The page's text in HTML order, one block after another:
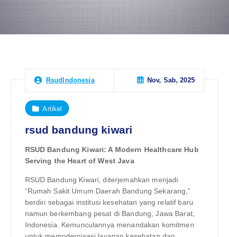
RsudIndonesia Nov, Sab, 2025
Artikel
rsud bandung kiwari
RSUD Bandung Kiwari: A Modern Healthcare Hub
Serving the Heart of West Java
RSUD Bandung Kiwari, diterjemahkan menjadi
“Rumah Sakit Umum Daerah Bandung Sekarang,”
berdiri sebagai institusi kesehatan yang relatif baru
namun berkembang pesat di Bandung, Jawa Barat,
Indonesia. Kemunculannya menandakan komitmen